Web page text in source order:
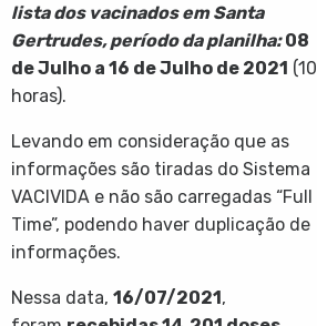
lista dos vacinados em Santa
Gertrudes, período da planilha:08
de Julho a 16 de Julho de 2021 (10
horas).
Levando em consideração que as
informações são tiradas do Sistema
VACIVIDA e não são carregadas “Full
Time”, podendo haver duplicação de
informações.
Nessa data, 16/07/2021,